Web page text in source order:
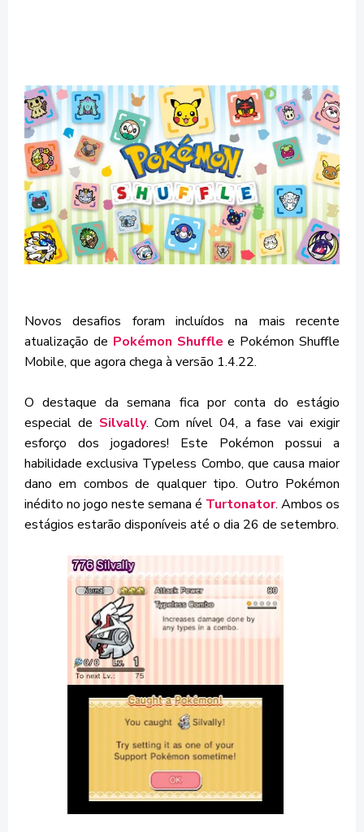
Novos desafios foram incluídos na mais recente
atualização de Pokémon Shuffle e Pokémon Shuffle
Mobile, que agora chega à versão 1.4.22.
O destaque da semana fica por conta do estágio
especial de Silvally. Com nível 04, a fase vai exigir
esforço dos jogadores! Este Pokémon possui a
habilidade exclusiva Typeless Combo, que causa maior
dano em combos de qualquer tipo. Outro Pokémon
inédito no jogo neste semana é Turtonator. Ambos os
estágios estarão disponíveis até o dia 26 de setembro.